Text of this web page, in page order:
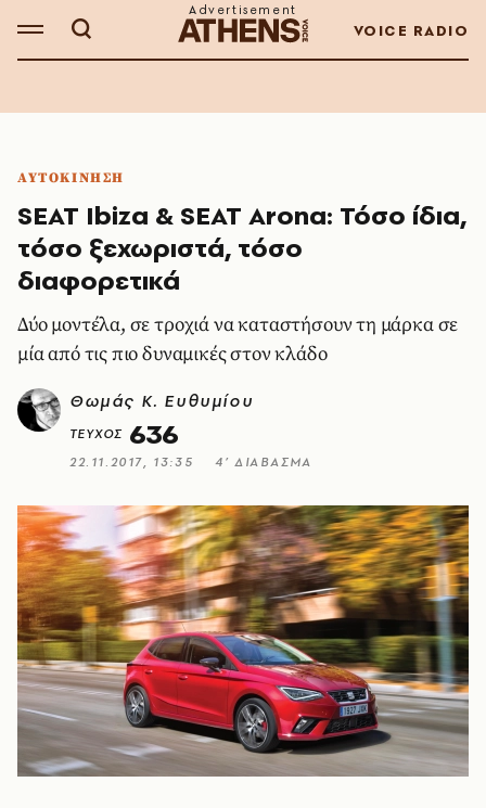
VOICE RADIO
ΑΥΤΟΚΙΝΗΣΗ
SEAT Ibiza & SEAT Arona: Τόσο ίδια,
τόσο ξεχωριστά, τόσο
διαφορετικά
Δύο μοντέλα, σε τροχιά να καταστήσουν τη μάρκα σε
μία από τις πιο δυναμικές στον κλάδο
Θωμάς K. Ευθυμίου
ΤΕΥΧΟΣ 636
22.11.2017, 13:35 4’ ΔΙΑΒΑΣΜΑ